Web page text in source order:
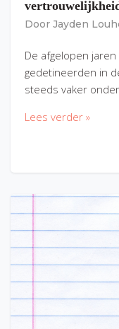
Door Jayden
De afgelopen
gedetineerden in
steeds vaker
Lees verder »